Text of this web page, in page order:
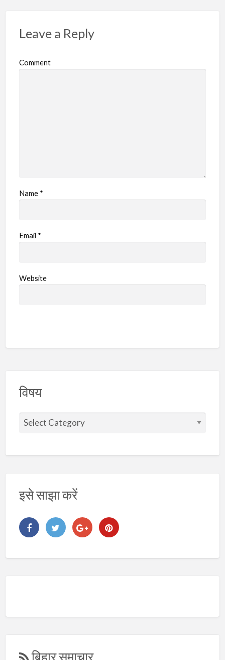
Leave a Reply
Comment
Name *
Email *
Website
विषय
इसे साझा करें
बिहार समाचार